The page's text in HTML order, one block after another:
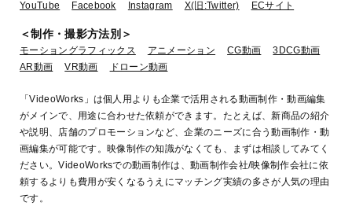
YouTube Facebook Instagram X(旧:Twitter) ECサイト
＜制作・撮影方法別＞
モーショングラフィックス アニメーション CG動画
3DCG動画
AR動画
VR動画 ドローン動画
「VideoWorks」は個人用よりも企業で活用される動画制作・動画編集
がメインで、用途に合わせた依頼ができます。たとえば、新商品の紹介
や説明、店舗のプロモーションなど、企業のニーズに合う動画制作・動
画編集が可能です。映像制作の知識がなくても、まずは相談してみてく
ださい。VideoWorksでの動画制作は、動画制作会社/映像制作会社に依
頼するよりも費用が安くなるうえにマッチング実績の多さが人気の理由
です。